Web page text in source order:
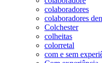
colaboradores
colaboradores
Colchester
colheitas
colorretal
com e sem